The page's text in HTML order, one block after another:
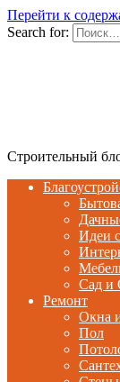
Перейти к
Search for:
Строительный
Идеи
Сад и
Ремонт
Окна
Пол